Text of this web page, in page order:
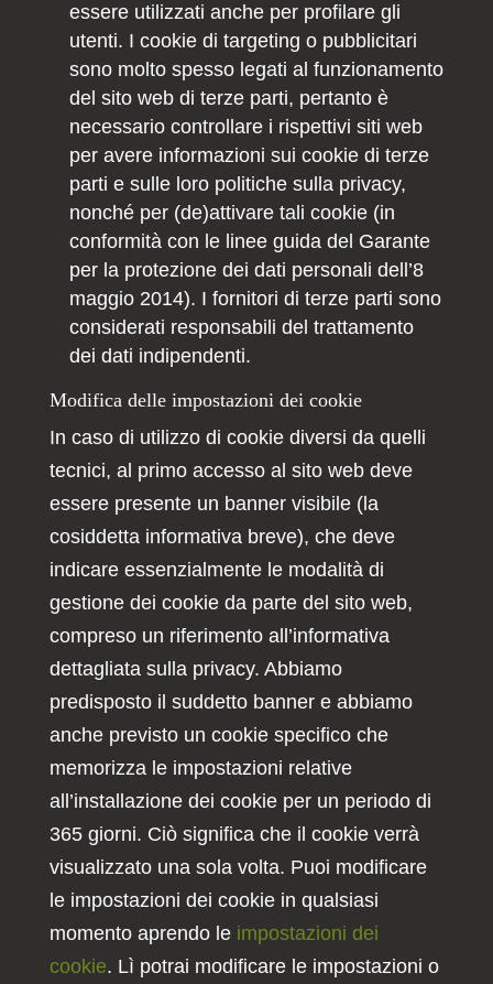
essere utilizzati anche per profilare gli
utenti. I cookie di targeting o pubblicitari
sono molto spesso legati al funzionamento
del sito web di terze parti, pertanto è
necessario controllare i rispettivi siti web
per avere informazioni sui cookie di terze
parti e sulle loro politiche sulla privacy,
nonché per (de)attivare tali cookie (in
conformità con le linee guida del Garante
per la protezione dei dati personali dell’8
maggio 2014). I fornitori di terze parti sono
considerati responsabili del trattamento
dei dati indipendenti.
Modifica delle impostazioni dei cookie
In caso di utilizzo di cookie diversi da quelli
tecnici, al primo accesso al sito web deve
essere presente un banner visibile (la
cosiddetta informativa breve), che deve
indicare essenzialmente le modalità di
gestione dei cookie da parte del sito web,
compreso un riferimento all’informativa
dettagliata sulla privacy. Abbiamo
predisposto il suddetto banner e abbiamo
anche previsto un cookie specifico che
memorizza le impostazioni relative
all’installazione dei cookie per un periodo di
365 giorni. Ciò significa che il cookie verrà
visualizzato una sola volta. Puoi modificare
le impostazioni dei cookie in qualsiasi
momento aprendo le impostazioni dei
cookie. Lì potrai modificare le impostazioni o